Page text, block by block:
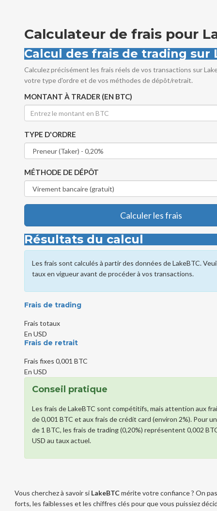
Calculateur de frais pour
Calcul des frais de trading sur
Calculez précisément les frais réels de vos transactions sur
votre type d'ordre et de vos méthodes de dépôt/retrait.
MONTANT À TRADER (EN BTC)
TYPE D'ORDRE
MÉTHODE DE DÉPÔT
Calculer les frais
Résultats du calcul
Les frais sont calculés à partir des données de LakeBTC.
taux en vigueur avant de procéder à vos transactions.
Frais de trading
Frais totaux
En USD
Frais de retrait
Frais fixes 0,001 BTC
En USD
Conseil pratique
Les frais de LakeBTC sont compétitifs, mais attention aux
de 0,001 BTC et aux frais de crédit card (environ 2%). Pour
de 1 BTC, les frais de trading (0,20%) représentent 0,002
USD au taux actuel.
Vous cherchez à savoir si LakeBTCmérite votre confiance ? On
forts, les faiblesses et les chiffres clés pour que vous puissiez